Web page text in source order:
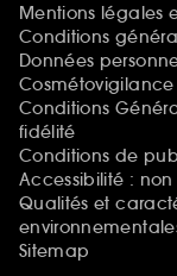
Mentions légales
Conditions
Données
Conditions
fidélité
Conditions de
Accessibilité :
Qualités et
Sitemap